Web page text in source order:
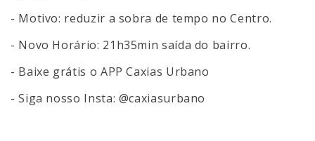
- Motivo: reduzir a sobra de tempo no Centro.
- Novo Horário: 21h35min saída do bairro.
- Baixe grátis o APP Caxias Urbano
- Siga nosso Insta: @caxiasurbano